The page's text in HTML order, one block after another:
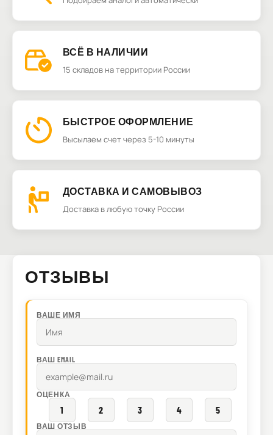
ВСЁ В НАЛИЧИИ
15 складов на территории России
БЫСТРОЕ ОФОРМЛЕНИЕ
Высылаем счет через 5-10 минуты
ДОСТАВКА И САМОВЫВОЗ
Доставка в любую точку России
ОТЗЫВЫ
ВАШЕ ИМЯ
ВАШ EMAIL
ОЦЕНКА
1 2 3 4 5
ВАШ ОТЗЫВ